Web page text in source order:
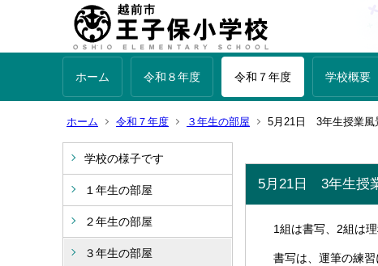
ホーム 令和８年度 令和７年度 学校概要
ホーム 令和７年度 ３年生の部屋 5月21日 3年生授業風
学校の様子です
１年生の部屋
２年生の部屋
３年生の部屋
5月21日 3年生授
1組は書写、2組は理
書写は、運筆の練習